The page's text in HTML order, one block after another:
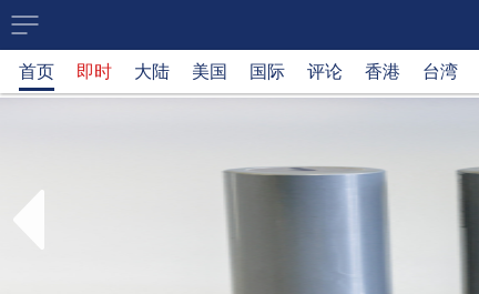
大
纪
首页 即时 大陆 美国 国际 评论 香港 台湾